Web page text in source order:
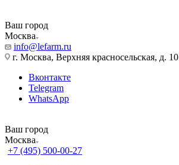
Ваш город
Москва
info@lefarm.ru
г. Москва, Верхняя красносельская, д. 10
Вконтакте
Telegram
WhatsApp
Ваш город
Москва
+7 (495) 500-00-27